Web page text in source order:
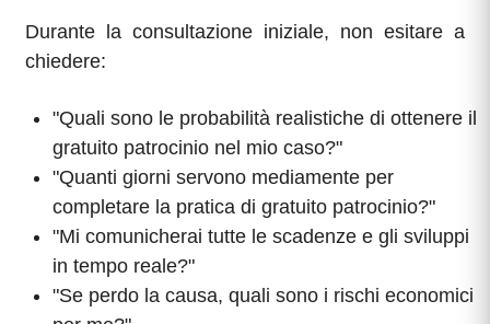
Durante la consultazione iniziale, non esitare a
chiedere:
"Quali sono le probabilità realistiche di ottenere il
gratuito patrocinio nel mio caso?"
"Quanti giorni servono mediamente per
completare la pratica di gratuito patrocinio?"
"Mi comunicherai tutte le scadenze e gli sviluppi
in tempo reale?"
"Se perdo la causa, quali sono i rischi economici